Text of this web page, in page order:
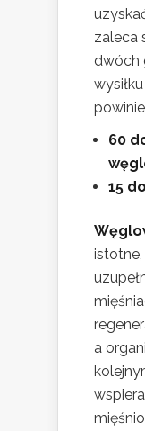
zaleca
dwóch
60
15
a